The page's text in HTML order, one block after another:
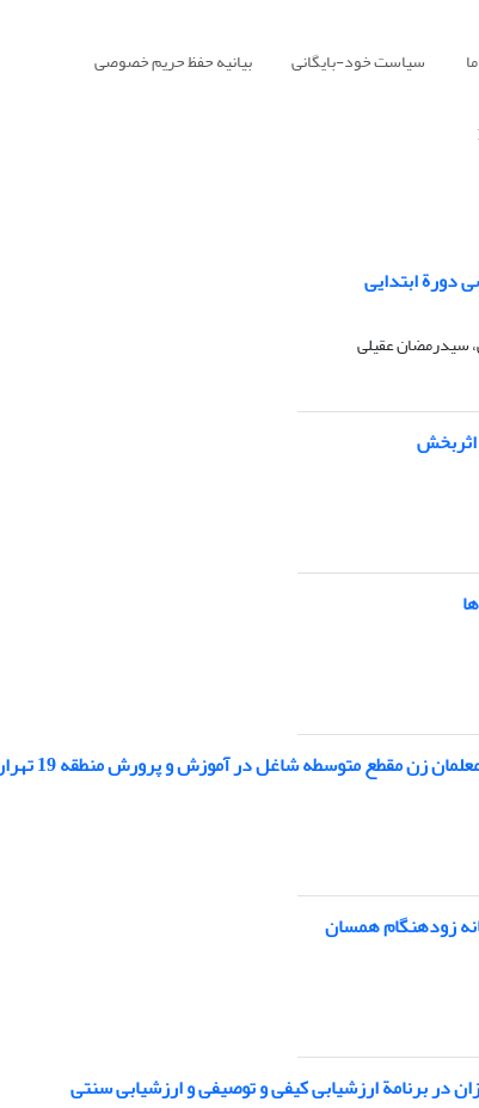
سیاست خود-بایگانی بیانیه حفظ حریم خصوصی
دورة ابتدایی
سیدرمضان عقیلی
زن مقطع متوسطه شاغل در آموزش و پرورش منطقه 19 تهران
زودهنگام همسان
برنامة ارزشیابی کیفی و توصیفی و ارزشیابی سنتی